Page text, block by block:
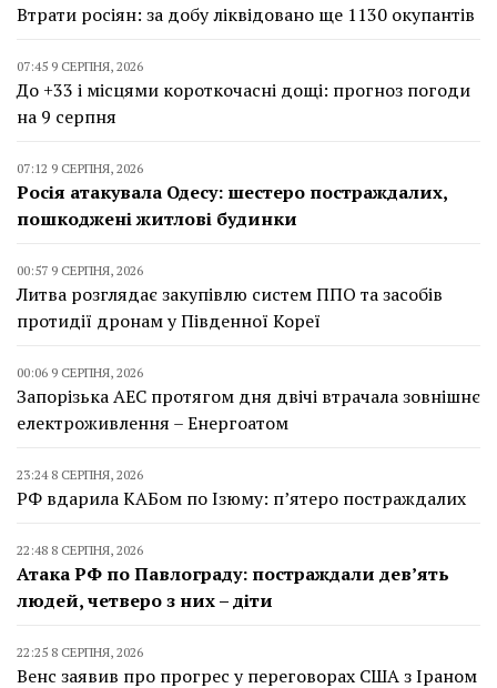
Втрати росіян: за добу ліквідовано ще 1130 окупантів
07:45 9 СЕРПНЯ, 2026
До +33 і місцями короткочасні дощі: прогноз погоди
на 9 серпня
07:12 9 СЕРПНЯ, 2026
Росія атакувала Одесу: шестеро постраждалих,
пошкоджені житлові будинки
00:57 9 СЕРПНЯ, 2026
Литва розглядає закупівлю систем ППО та засобів
протидії дронам у Південної Кореї
00:06 9 СЕРПНЯ, 2026
Запорізька АЕС протягом дня двічі втрачала зовнішнє
електроживлення – Енергоатом
23:24 8 СЕРПНЯ, 2026
РФ вдарила КАБом по Ізюму: п’ятеро постраждалих
22:48 8 СЕРПНЯ, 2026
Атака РФ по Павлограду: постраждали дев’ять
людей, четверо з них – діти
22:25 8 СЕРПНЯ, 2026
Венс заявив про прогрес у переговорах США з Іраном